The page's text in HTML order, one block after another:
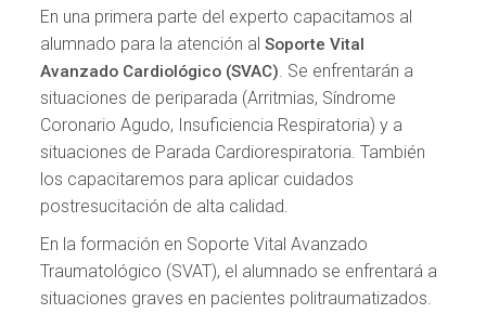
En una primera parte del experto capacitamos al
alumnado para la atención alSoporte Vital
Avanzado Cardiológico (SVAC). Se enfrentarán a
situaciones de periparada (Arritmias, Síndrome
Coronario Agudo, Insuficiencia Respiratoria) y a
situaciones de Parada Cardiorespiratoria. También
los capacitaremos para aplicar cuidados
postresucitación de alta calidad.
En la formación en Soporte Vital Avanzado
Traumatológico (SVAT), el alumnado se enfrentará a
situaciones graves en pacientes politraumatizados.